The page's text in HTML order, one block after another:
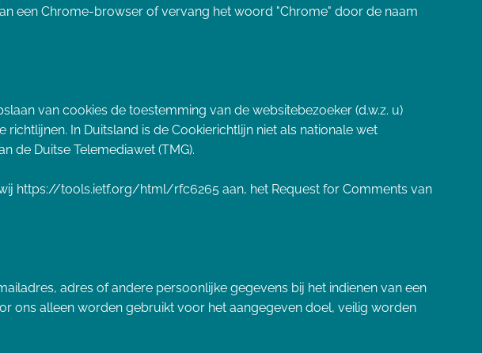
een Chrome-browser of vervang het woord "Chrome" door de naam
van cookies de toestemming van de websitebezoeker (d.w.z. u)
In Duitsland is de Cookierichtlijn niet als nationale wet
de Duitse Telemediawet (TMG).
https://tools.ietf.org/html/rfc6265 aan, het Request for Comments van
adres of andere persoonlijke gegevens bij het indienen van een
ons alleen worden gebruikt voor het aangegeven doel, veilig worden